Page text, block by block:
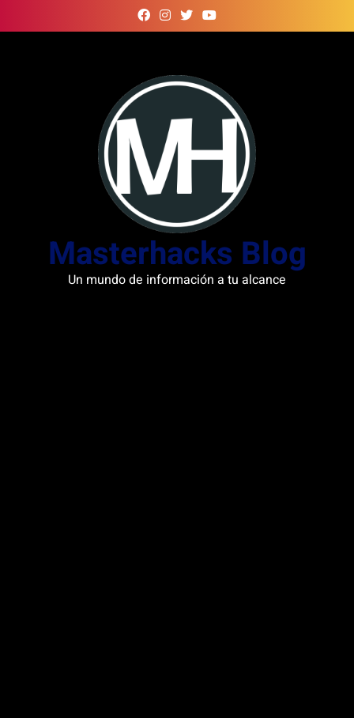
to
Masterhacks Blog
Un mundo de información a tu alcance